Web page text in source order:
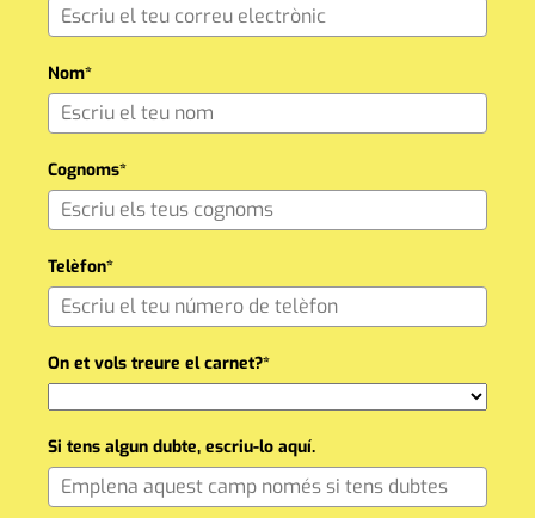
Nom*
Cognoms*
Telèfon*
On et vols treure el carnet?*
Si tens algun dubte, escriu-lo aquí.